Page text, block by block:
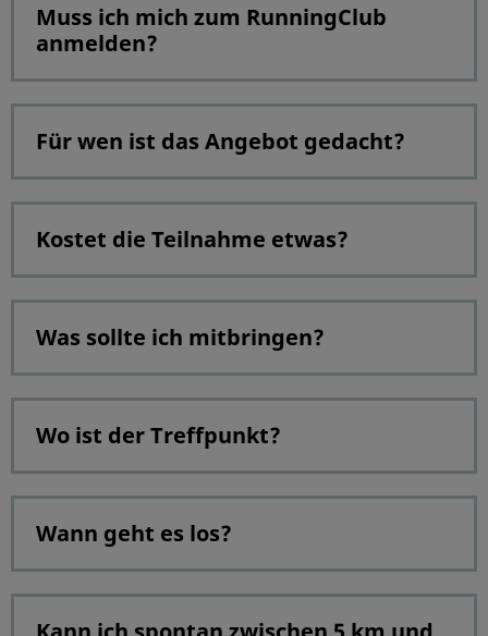
Muss ich mich zum RunningClub
anmelden?
Für wen ist das Angebot gedacht?
Kostet die Teilnahme etwas?
Was sollte ich mitbringen?
Wo ist der Treffpunkt?
Wann geht es los?